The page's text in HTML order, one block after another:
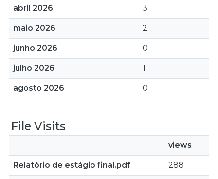
abril 2026 3
maio 2026 2
junho 2026 0
julho 2026 1
agosto 2026 0
File Visits
views
Relatório de estágio final.pdf 288